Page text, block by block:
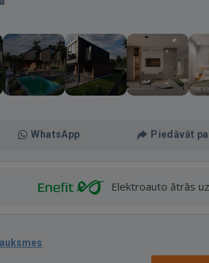
WhatsApp Piedāvāt
Elektroauto ātrās